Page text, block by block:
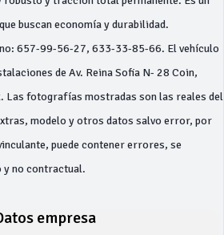
buscan economía y durabilidad.
657-99-56-27, 633-33-85-66. El vehículo
de Av. Reina Sofia N- 28 Coin,
Las fotografías mostradas son las reales del
modelo y otros datos salvo error, por
puede contener errores, se
no contractual.
empresa